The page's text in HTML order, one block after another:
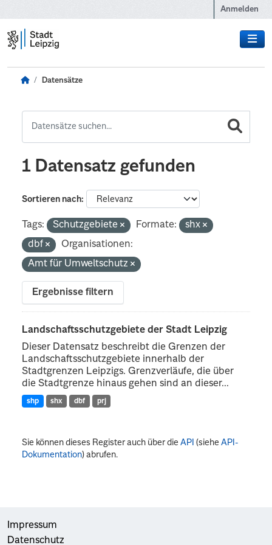
Anmelden
Datensätze
1 Datensatz gefunden
Sortieren nach
Tags: Schutzgebiete Formate:
shx
dbf
Organisationen:
Amt für Umweltschutz
Ergebnisse filtern
Landschaftsschutzgebiete der Stadt Leipzig
Dieser Datensatz beschreibt die Grenzen der
Landschaftsschutzgebiete innerhalb der
Stadtgrenzen Leipzigs. Grenzverläufe, die über
die Stadtgrenze hinaus gehen sind an dieser...
shp shx dbf prj
Sie können dieses Register auch über dieAPI (sieheAPI-
Dokumentation) abrufen.
Impressum
Datenschutz